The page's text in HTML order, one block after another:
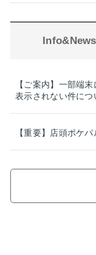
Info&News
【ご案内】一部端
表示されない件につ
【重要】店頭ポケ